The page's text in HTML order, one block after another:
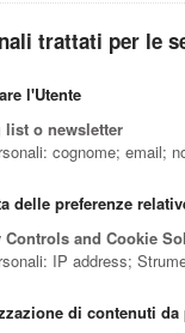
trattati per le
l'Utente
list o newsletter
cognome; email;
delle preferenze
Controls and Cookie
IP address;
di contenuti da